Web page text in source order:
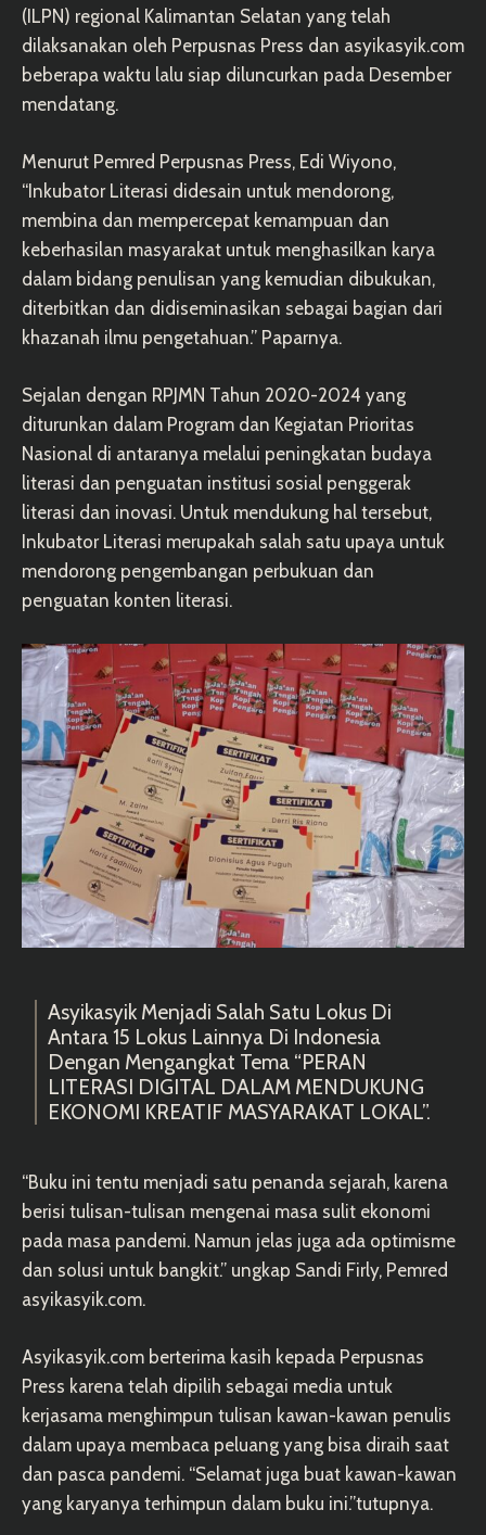
(ILPN) regional Kalimantan Selatan yang telah
dilaksanakan oleh Perpusnas Press dan asyikasyik.com
beberapa waktu lalu siap diluncurkan pada Desember
mendatang.
Menurut Pemred Perpusnas Press, Edi Wiyono,
“Inkubator Literasi didesain untuk mendorong,
membina dan mempercepat kemampuan dan
keberhasilan masyarakat untuk menghasilkan karya
dalam bidang penulisan yang kemudian dibukukan,
diterbitkan dan didiseminasikan sebagai bagian dari
khazanah ilmu pengetahuan.” Paparnya.
Sejalan dengan RPJMN Tahun 2020-2024 yang
diturunkan dalam Program dan Kegiatan Prioritas
Nasional di antaranya melalui peningkatan budaya
literasi dan penguatan institusi sosial penggerak
literasi dan inovasi. Untuk mendukung hal tersebut,
Inkubator Literasi merupakah salah satu upaya untuk
mendorong pengembangan perbukuan dan
penguatan konten literasi.
Asyikasyik Menjadi Salah Satu Lokus Di
Antara 15 Lokus Lainnya Di Indonesia
Dengan Mengangkat Tema “PERAN
LITERASI DIGITAL DALAM MENDUKUNG
EKONOMI KREATIF MASYARAKAT LOKAL”.
“Buku ini tentu menjadi satu penanda sejarah, karena
berisi tulisan-tulisan mengenai masa sulit ekonomi
pada masa pandemi. Namun jelas juga ada optimisme
dan solusi untuk bangkit.” ungkap Sandi Firly, Pemred
asyikasyik.com.
Asyikasyik.com berterima kasih kepada Perpusnas
Press karena telah dipilih sebagai media untuk
kerjasama menghimpun tulisan kawan-kawan penulis
dalam upaya membaca peluang yang bisa diraih saat
dan pasca pandemi. “Selamat juga buat kawan-kawan
yang karyanya terhimpun dalam buku ini.”tutupnya.